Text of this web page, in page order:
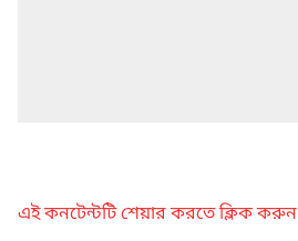
এই কনটেন্টটি শেয়ার করতে ক্লিক করুন